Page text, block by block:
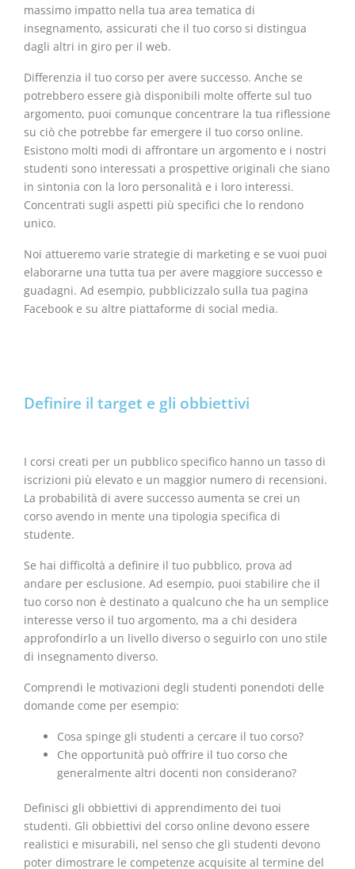
massimo impatto nella tua area tematica di
insegnamento, assicurati che il tuo corso si distingua
dagli altri in giro per il web.
Differenzia il tuo corso per avere successo. Anche se
potrebbero essere già disponibili molte offerte sul tuo
argomento, puoi comunque concentrare la tua riflessione
su ciò che potrebbe far emergere il tuo corso online.
Esistono molti modi di affrontare un argomento e i nostri
studenti sono interessati a prospettive originali che siano
in sintonia con la loro personalità e i loro interessi.
Concentrati sugli aspetti più specifici che lo rendono
unico.
Noi attueremo varie strategie di marketing e se vuoi puoi
elaborarne una tutta tua per avere maggiore successo e
guadagni. Ad esempio, pubblicizzalo sulla tua pagina
Facebook e su altre piattaforme di social media.
Definire il target e gli obbiettivi
I corsi creati per un pubblico specifico hanno un tasso di
iscrizioni più elevato e un maggior numero di recensioni.
La probabilità di avere successo aumenta se crei un
corso avendo in mente una tipologia specifica di
studente.
Se hai difficoltà a definire il tuo pubblico, prova ad
andare per esclusione. Ad esempio, puoi stabilire che il
tuo corso non è destinato a qualcuno che ha un semplice
interesse verso il tuo argomento, ma a chi desidera
approfondirlo a un livello diverso o seguirlo con uno stile
di insegnamento diverso.
Comprendi le motivazioni degli studenti ponendoti delle
domande come per esempio:
Cosa spinge gli studenti a cercare il tuo corso?
Che opportunità può offrire il tuo corso che
generalmente altri docenti non considerano?
Definisci gli obbiettivi di apprendimento dei tuoi
studenti. Gli obbiettivi del corso online devono essere
realistici e misurabili, nel senso che gli studenti devono
poter dimostrare le competenze acquisite al termine del